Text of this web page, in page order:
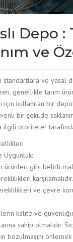
Depo :
ve
standartlara ve yasal
genellikle tarım
için kullanılan bir
bir şekilde
otoriteler
Uygunluk:
ürünleri gibi belirli
ve çevre
kalite ve
sahip olmalıdır.
bozulmasını